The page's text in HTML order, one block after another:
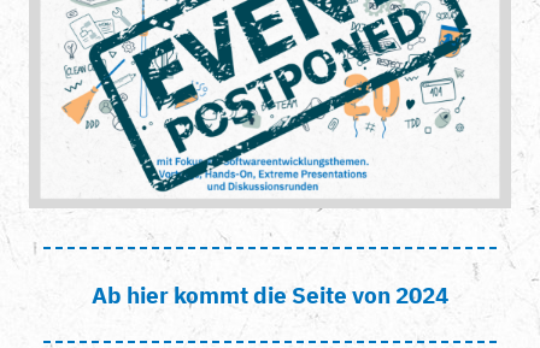
Ab hier kommt die Seite von 2024